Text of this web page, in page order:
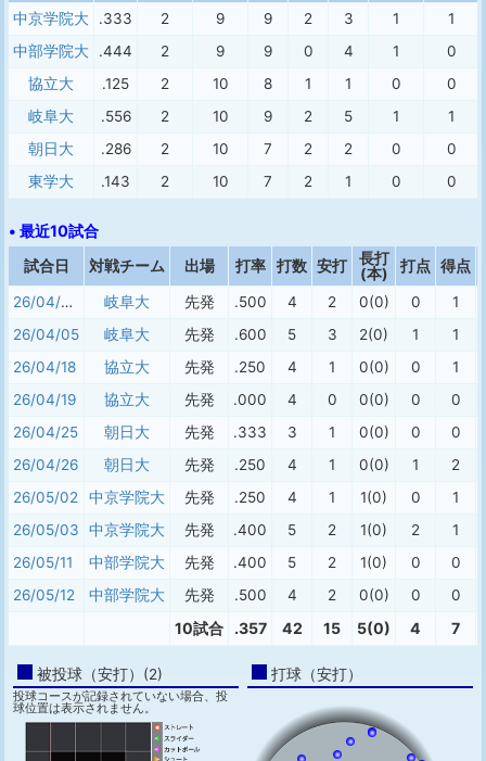
中京学院大
.333 2 9 9 2 3 1
1
中部学院大
.444 2 9 9 0 4 1
0
協立大
.125 2 10 8 1 1 0
0
岐阜大
.556 2 10 9 2 5 1
1
朝日大
.286 2 10 7 2 2 0
0
東学大
.143 2 10 7 2 1 0 0
• 最近10試合
試合日 対戦チーム 出場 打率 打数 安打
長打
(本)
打点 得点
26/04/04 岐阜大 先発 .500 4 2 0(0) 0
1
26/04/05
岐阜大 先発 .600 5 3 2(0) 1
1
26/04/18
協立大 先発 .250 4 1 0(0) 0
1
26/04/19
協立大 先発 .000 4 0 0(0) 0
0
26/04/25
朝日大 先発 .333 3 1 0(0) 0
0
26/04/26
朝日大 先発 .250 4 1 0(0) 1
2
26/05/02
中京学院大 先発 .250 4 1 1(0) 0
1
26/05/03
中京学院大 先発 .400 5 2 1(0) 2
1
26/05/11
中部学院大 先発 .400 5 2 1(0) 0
0
26/05/12
中部学院大 先発 .500 4 2 0(0) 0 0
10試合 .357 42 15 5(0) 4 7
被投球（安打）(2)
投球コースが記録されていない場合、投
球位置は表示されません。
打球（安打）